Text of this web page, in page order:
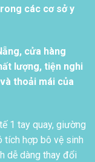
các cơ sở y
cửa hàng
lượng, tiện nghi
thoải mái của
1 tay quay, giường
tích hợp bô vệ sinh
dễ dàng thay đổi